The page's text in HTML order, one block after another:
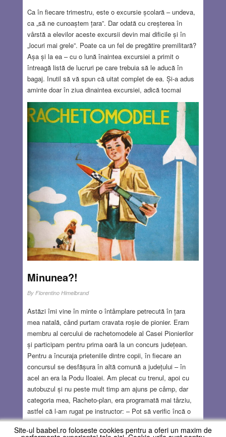
Ca în fiecare trimestru, este o excursie școlară – undeva,
ca „să ne cunoaștem țara”. Dar odată cu creșterea în
vârstă a elevilor aceste excursii devin mai dificile și în
„locuri mai grele”. Poate ca un fel de pregătire premilitară?
Așa și la ea – cu o lună înaintea excursiei a primit o
întreagă listă de lucruri pe care trebuia să le aducă în
bagaj. Inutil să vă spun că uitat complet de ea. Și-a adus
aminte doar în ziua dinaintea excursiei, adică tocmai
sâmbătă, când toate magazinele sunt închise și unele se
deschid doar seara la ora șapte. Ca atare mama și fiica au
plecat seara la cumpărături, iar tatăl a pregătit și el tot ce
a putut – dar nu prea mare lucru. Planul inițial prevedea
culcarea domnișoarei la ora opt seara și scularea la cinci
dimineața, dar a fost puțin decalat culcându-ne la miezul
nopții. Desigur că scularea s-a făcut la ora cinci: întâi
părinții, iar peste o jumătate de oră și domnișoara care a
început să împacheteze ultimele lucruri. Tocmai când ne
gândeam că va trebui să chemăm un taxi, am primit
telefon de la dirigintă – despre care știam că nu merge în
excursie:
Read more…
JUL 27, 2023 14 COMMENTS
Minunea?!
By Florentino Himelbrand
Astăzi îmi vine în minte o întâmplare petrecută în țara
mea natală, când purtam cravata roșie de pionier. Eram
membru al cercului de rachetomodele al Casei Pionierilor
și participam pentru prima oară la un concurs județean.
Pentru a încuraja prieteniile dintre copii, în fiecare an
concursul se desfășura în altă comună a județului – în
acel an era la Podu Iloaiei. Am plecat cu trenul, apoi cu
autobuzul și nu peste mult timp am ajuns pe câmp, dar
categoria mea, Racheto-plan, era programată mai târziu,
astfel că l-am rugat pe instructor: – Pot să verific încă o
dată echilibrarea modelului? – Nu! Ultimele două
săptămâni ai verificat zilnic. Deși trebuia să vii doar o dată
Site-ul baabel.ro foloseste cookies pentru a oferi un maxim de